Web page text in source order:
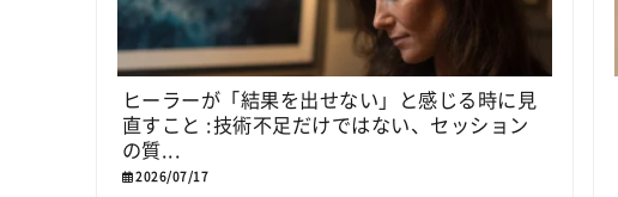
ヒーラーが「結果を出せない」と感じる時に見
直すこと :技術不足だけではない、セッション
の質...
2026/07/17